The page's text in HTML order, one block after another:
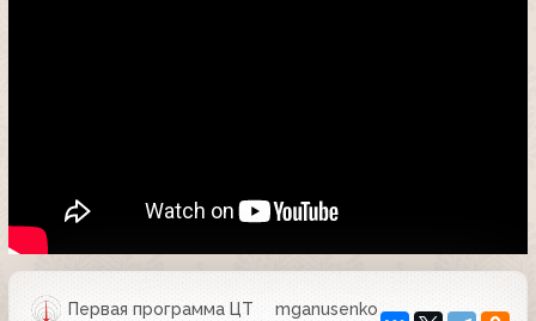
Первая программа ЦТ
mganusenko